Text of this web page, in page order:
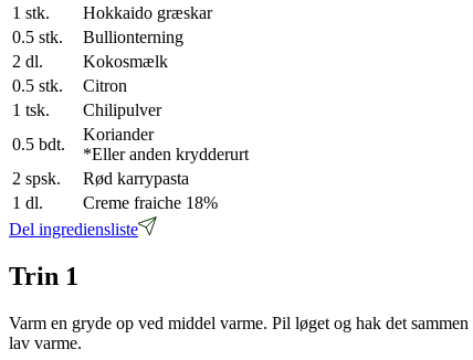
1 stk.
Hokkaido græskar
0.5 stk.
Bullionterning
2 dl.
Kokosmælk
0.5 stk.
Citron
1 tsk.
Chilipulver
0.5 bdt.
Koriander
*Eller anden krydderurt
2 spsk.
Rød karrypasta
1 dl.
Creme fraiche 18%
Del ingrediensliste
Trin 1
Varm en gryde op ved middel varme. Pil løget og hak det
lav varme.